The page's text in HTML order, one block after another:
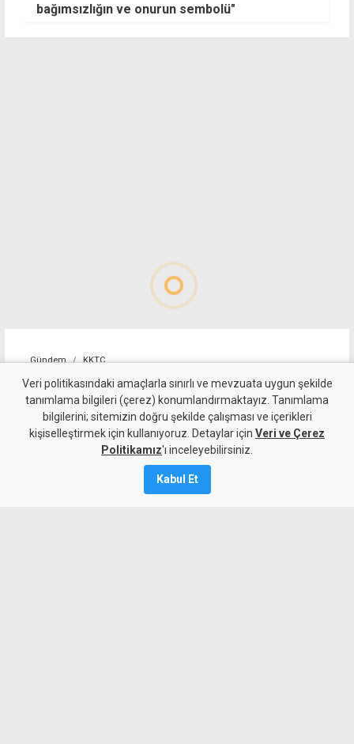
bağımsızlığın ve onurun sembolü"
Gündem KKTC
Girne'deki cinayet
soruşturmasında 4 zanlı
mahkemede, 3 zanlı
Veri politikasındaki amaçlarla sınırlı ve mevzuata uygun şekilde
tanımlama bilgileri (çerez) konumlandırmaktayız. Tanımlama
bilgilerini; sitemizin doğru şekilde çalışması ve içerikleri
kişiselleştirmek için kullanıyoruz. Detaylar için Veri ve Çerez
Politikamız'ı inceleyebilirsiniz.
Kabul Et